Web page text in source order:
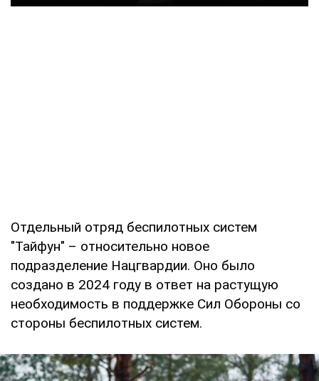
Отдельный отряд беспилотных систем
"Тайфун" – относительно новое
подразделение Нацгвардии. Оно было
создано в 2024 году в ответ на растущую
необходимость в поддержке Сил Обороны со
стороны беспилотных систем.